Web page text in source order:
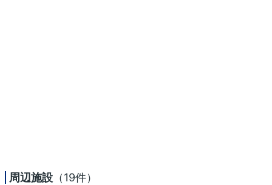
周辺施設 （19件）